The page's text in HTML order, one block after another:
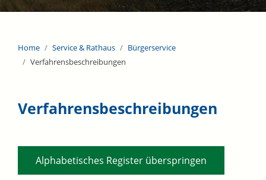
Home Service & Rathaus
Bürgerservice
Verfahrensbeschreibungen
Verfahrensbeschreibungen
Alphabetisches Register überspringen